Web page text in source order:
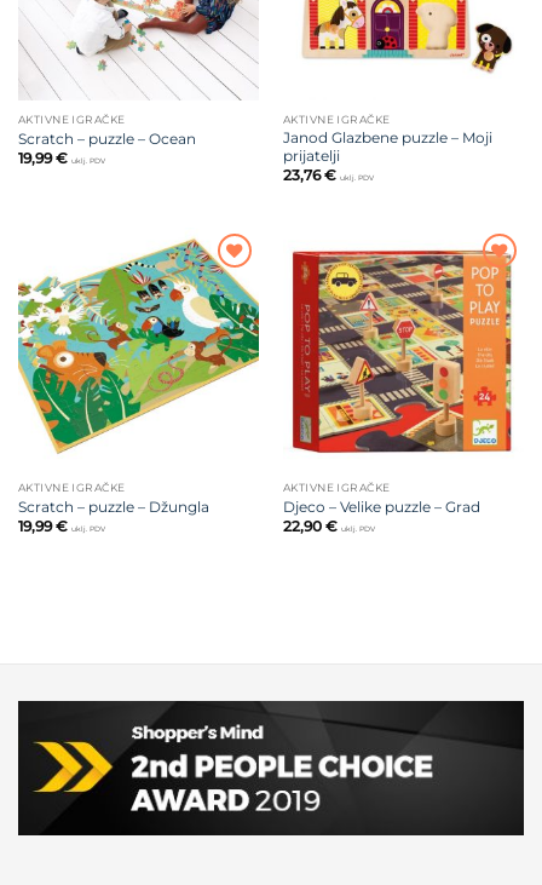
AKTIVNE IGRAČKE
Scratch – puzzle – Ocean
19,99€ uklj. PDV
AKTIVNE IGRAČKE
Janod Glazbene puzzle – Moji
prijatelji
23,76€ uklj. PDV
Dodajte
na listu
želja
AKTIVNE IGRAČKE
Scratch – puzzle – Džungla
19,99€ uklj. PDV
Dodajte
na listu
želja
AKTIVNE IGRAČKE
Djeco – Velike puzzle – Grad
22,90 € uklj. PDV